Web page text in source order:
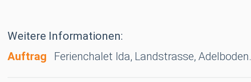
Weitere Informationen:
Auftrag
Ferienchalet Ida, Landstrasse,